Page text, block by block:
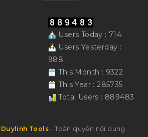
Users Today : 714
Users Yesterday :
988
This Month : 9322
This Year : 285735
Total Users : 889483
Duylinh Tools - Toàn quyền nội dung